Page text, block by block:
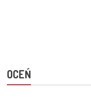
OCEŃ